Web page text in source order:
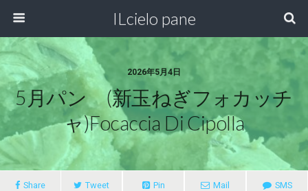
ILcielo pane
2026年5月4日
5月パン (新玉ねぎフォカッチ
ャ)focaccia Di Cipolla
Share Tweet Pin Mail SMS